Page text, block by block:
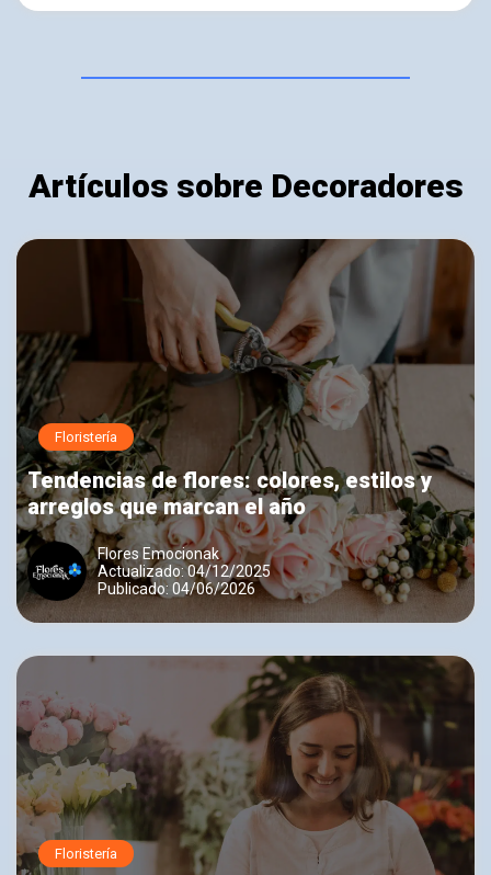
Artículos sobre Decoradores
Floristería
Tendencias de flores: colores, estilos y
arreglos que marcan el año
Flores Emocionak
Actualizado: 04/12/2025
Publicado: 04/06/2026
Floristería